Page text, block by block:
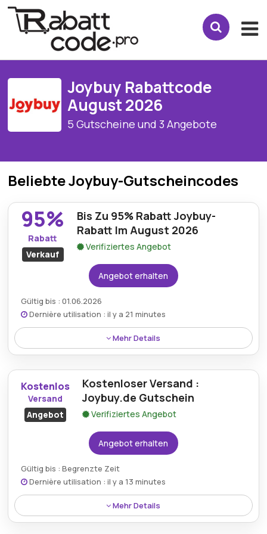
Joybuy Rabattcode
August 2026
5 Gutscheine und 3 Angebote
Beliebte Joybuy-Gutscheincodes
95%
Rabatt
Verkauf
Bis Zu 95% Rabatt Joybuy-
Rabatt Im August 2026
Verifiziertes Angebot
Angebot erhalten
Gültig bis : 01.06.2026
Dernière utilisation : il y a 21 minutes
Mehr Details
alle Sonderbestellungen.
Mindestkaufbetrag:Kein Minimum erforderlich
Art des Angebots:Zeitlich begrenztes Angebot
Kumulierbar:Kombinierbar mit anderen Aktionen
Bedingungen:Weitere Informationen finden Sie
in den Bedingungen auf der Website des Händlers.
Kostenlos
Versand
Angebot
Kostenloser Versand :
Joybuy.de Gutschein
Verifiziertes Angebot
Angebot erhalten
Gültig bis : Begrenzte Zeit
Dernière utilisation : il y a 13 minutes
Mehr Details